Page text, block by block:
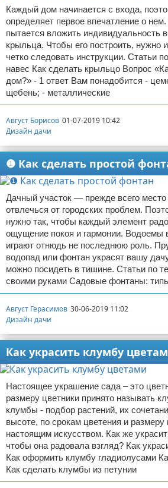
Каждый дом начинается с входа,
определяет первое впечатление о
пытается вложить индивидуальность
крыльца. Чтобы его построить, нужно
четко следовать инструкции. Статьи
навес Как сделать крыльцо Вопрос
дом?» - 1 ответ Вам понадобится -
щебень; - металлические
Август Борисов 01-07-2019 10:42
Дизайн дачи
❶ Как сделать простой
Дачный участок — прежде всего
отвлечься от городских проблем.
нужно так, чтобы каждый элемент
ощущение покоя и гармонии. Водоемы
играют отнюдь не последнюю роль.
водопад или фонтан украсят вашу
можно посидеть в тишине. Статьи по
своими руками Садовые фонтаны:
Август Герасимов 30-06-2019 11:02
Дизайн дачи
Как украсить клумбу
Настоящее украшение сада – это
размеру цветники принято называть
клумбы - подбор растений, их
высоте, по срокам цветения и размеру
настоящим искусством. Как же
чтобы она радовала взгляд? Как
Как оформить клумбу гладиолусами
Как сделать клумбы из петунии